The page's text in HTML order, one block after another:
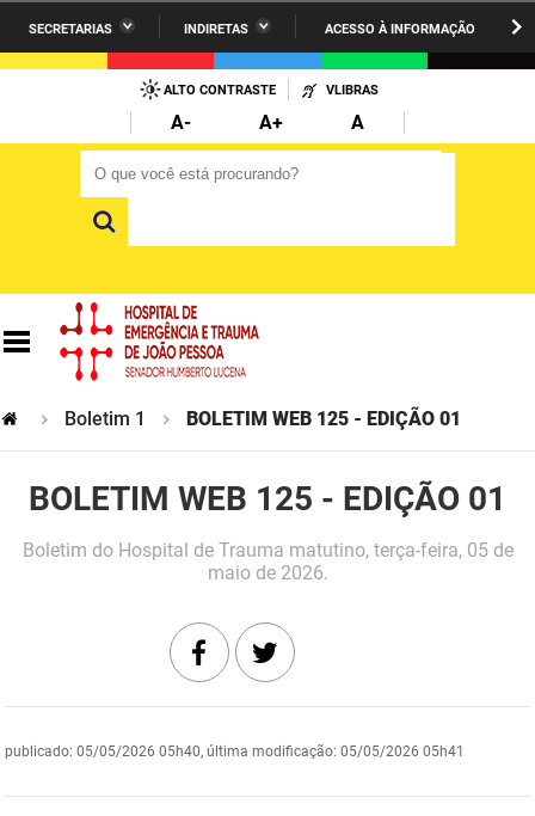
PARA
CONTEÚDO
SECRETARIAS INDIRETAS ACESSO À INFORMAÇÃO
Administração Penitenciária
Agricultura Familiar e Desenvolvimento do Semiárido
Casa Civil do Governador
Ciência, Tecnologia, Inovação e Ensino Superior
Comunicação Institucional
Controladoria Geral do Estado
Desenvolvimento e da Articulação Municipal
ARPB
Codata
ALTO CONTRASTE VLIBRAS
A- A+
A
O que você está procurando?
Boletim 1 BOLETIM WEB 125 - EDIÇÃO 01
BOLETIM WEB 125 - EDIÇÃO 01
publicado: 05/05/2026 05h40, última modificação: 05/05/2026 05h41
Boletim do Hospital de Trauma matutino, terça-feira, 05 de
maio de 2026.